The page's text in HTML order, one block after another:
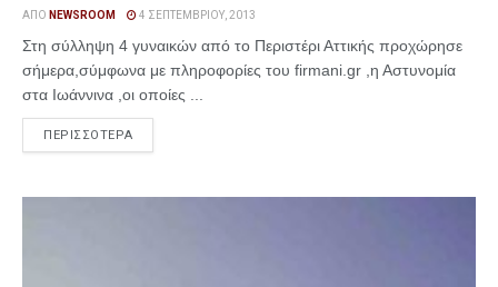
ΑΠΌ NEWSROOM 4 ΣΕΠΤΕΜΒΡΊΟΥ, 2013
Στη σύλληψη 4 γυναικών από το Περιστέρι Αττικής προχώρησε
σήμερα,σύμφωνα με πληροφορίες του firmani.gr ,η Αστυνομία
στα Ιωάννινα ,οι οποίες ...
ΠΕΡΙΣΣΟΤΕΡΑ